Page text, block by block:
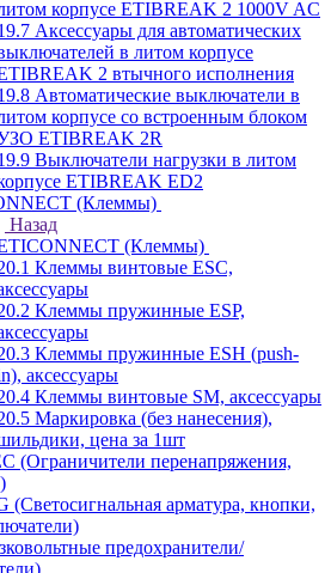
корпусе ETIBREAK 2 1000V AC
Аксессуары для автоматических
в литом корпусе
2 втычного исполнения
Автоматические выключатели в
корпусе со встроенным блоком
ETIBREAK 2R
Выключатели нагрузки в литом
ETIBREAK ED2
(Клеммы)
Назад
(Клеммы)
Клеммы винтовые ESC,
Клеммы пружинные ESP,
Клеммы пружинные ESH (push-
аксессуары
Клеммы винтовые SM, аксессуары
Маркировка (без нанесения),
цена за 1шт
(Ограничители перенапряжения,
(Светосигнальная арматура, кнопки,
предохранители/